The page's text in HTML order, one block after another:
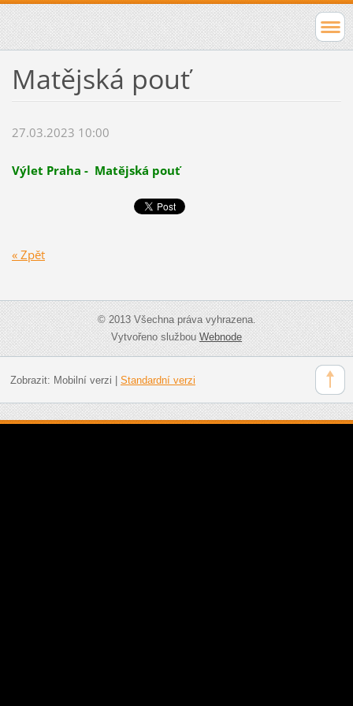
Matějská pouť
27.03.2023 10:00
Výlet Praha - Matějská pouť
« Zpět
© 2013 Všechna práva vyhrazena.
Vytvořeno službouWebnode
Zobrazit: Mobilní verzi Standardní verzi